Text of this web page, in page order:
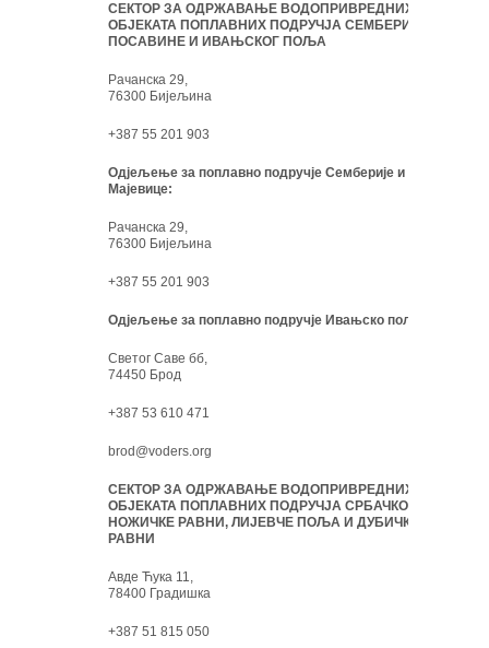
СЕКТОР ЗА ОДРЖАВАЊЕ ВОДОПРИВРЕДНИХ
ОБЈЕКАТА ПОПЛАВНИХ ПОДРУЧЈА СЕМБЕРИЈЕ,
ПОСАВИНЕ И ИВАЊСКОГ ПОЉА
Рачанска 29,
76300 Бијељина
+387 55 201 903
Одјељење за поплавно подручје Семберије и
Мајевице:
Рачанска 29,
76300 Бијељина
+387 55 201 903
Одјељење за поплавно подручје Ивањско поље:
Светог Саве бб,
74450 Брод
+387 53 610 471
brod@voders.org
СЕКТОР ЗА ОДРЖАВАЊЕ ВОДОПРИВРЕДНИХ
ОБЈЕКАТА ПОПЛАВНИХ ПОДРУЧЈА СРБАЧКО-
НОЖИЧКЕ РАВНИ, ЛИЈЕВЧЕ ПОЉА И ДУБИЧКЕ
РАВНИ
Авде Ћука 11,
78400 Градишка
+387 51 815 050